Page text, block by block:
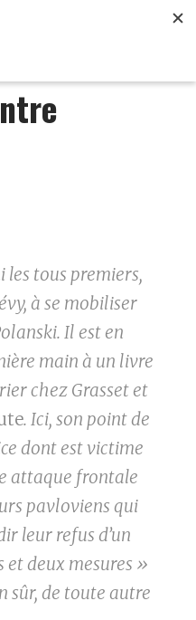
les tous premiers,
à se mobiliser
Il est en
main à un livre
chez Grasset et
. Ici, son point de
dont est victime
attaque frontale
pavloviens qui
leur refus d’un
deux mesures »
sûr, de toute autre